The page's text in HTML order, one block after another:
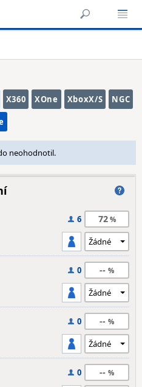
X360 XOne XboxX/S NGC
neohodnotil.
6 72
0 --
0 --
0 --